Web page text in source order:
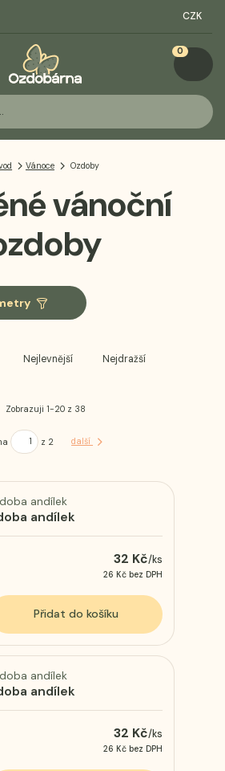
CZK
0
Vánoce Ozdoby
vánoční
Nejlevnější Nejdražší
Zobrazuji 1-20 z 38
z 2 další
andílek
32 Kč/ks
26 Kč bez DPH
Přidat do košíku
andílek
32 Kč/ks
26 Kč bez DPH